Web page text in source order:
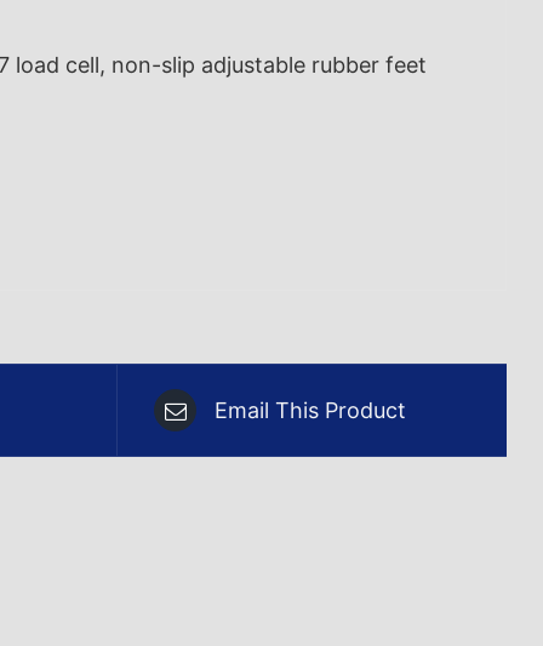
load cell, non-slip adjustable rubber feet
Email This Product